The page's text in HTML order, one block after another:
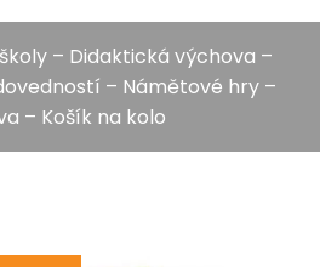
– Didaktická výchova –
– Námětové hry –
– Košík na kolo